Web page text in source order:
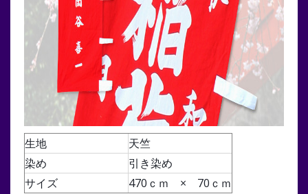
生地
天竺
染め
引き染め
サイズ
470ｃｍ × 70ｃｍ